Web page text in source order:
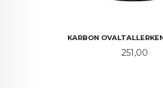
KARBON
Pris
251,00